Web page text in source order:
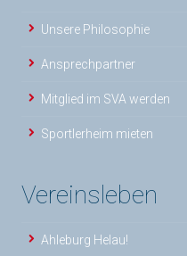
Unsere Philosophie
Ansprechpartner
Mitglied im SVA werden
Sportlerheim mieten
Vereinsleben
Ahleburg Helau!